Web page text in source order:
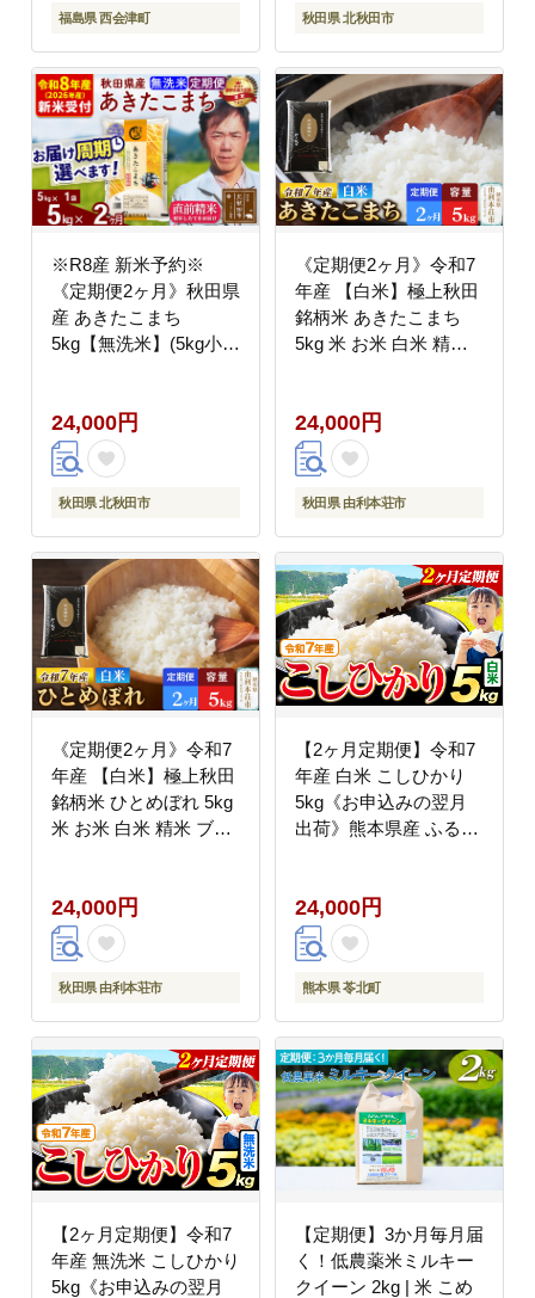
福島県 西会津町
こまち 米どころ 東北
てもおいしい おにぎり
おむすび お弁当 白米]
秋田県 北秋田市
※R8産 新米予約※
《定期便2ヶ月》秋田県
産 あきたこまち
5kg【無洗米】(5kg小分
隔月に調整OK お米 み
そらファーム [みそらフ
ァーム 秋田 お米 あき
たこまち 米どころ 東北
てもおいしい おにぎり
おむすび お弁当 白米]
24,000円
秋田県 北秋田市
《定期便2ヶ月》令和7
年産 【白米】極上秋田
銘柄米 あきたこまち
5kg 米 お米 白米 精米
精米 あきたこまち ブラ
ンド米 銘柄米 秋田県
産]
24,000円
秋田県 由利本荘市
《定期便2ヶ月》令和7
年産 【白米】極上秋田
銘柄米 ひとめぼれ 5kg
米 お米 白米 精米 ブラ
ひとめぼれ ブランド米
銘柄米 食卓 おにぎり
秋田県産 秋田県 由利本
荘市]
24,000円
秋田県 由利本荘市
【2ヶ月定期便】令和7
年産 白米 こしひかり
5kg《お申込みの翌月
出荷》熊本県産 ふるさ
い コシヒカリ コメ お
米 おこめ---
reihoku_loc_518_mo2--
24,000円
熊本県 苓北町
【2ヶ月定期便】令和7
年産 無洗米 こしひかり
5kg《お申込みの翌月
【定期便】3か月毎月届
く！低農薬米ミルキー
クイーン 2kg | 米 こめ